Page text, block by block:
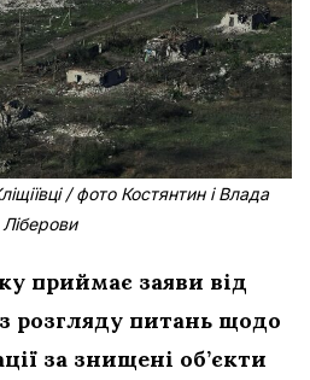
/ фото Костянтин і Влада
Ліберови
приймає заяви від
розгляду питань щодо
за знищені об’єкти